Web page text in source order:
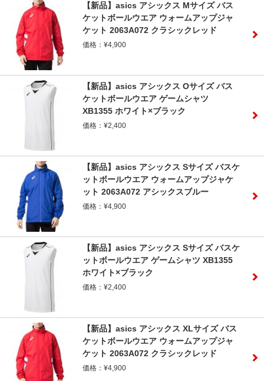
【新品】asics アシックス Mサイズ バス
ケットボールウエア ウォームアップジャ
ケット 2063A072 クラシックレッド
価格：¥4,900
【新品】asics アシックス Oサイズ バス
ケットボールウエア ゲームシャツ
XB1355 ホワイト×ブラック
価格：¥2,400
【新品】asics アシックス Sサイズ バスケ
ットボールウエア ウォームアップジャケ
ット 2063A072 アシックスブルー
価格：¥4,900
【新品】asics アシックス Sサイズ バスケ
ットボールウエア ゲームシャツ XB1355
ホワイト×ブラック
価格：¥2,400
【新品】asics アシックス XLサイズ バス
ケットボールウエア ウォームアップジャ
ケット 2063A072 クラシックレッド
価格：¥4,900